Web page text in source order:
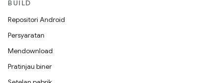
BUILD
Repositori Android
Persyaratan
Mendownload
Pratinjau biner